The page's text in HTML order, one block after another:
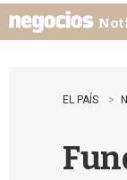
u
EL PAÍS